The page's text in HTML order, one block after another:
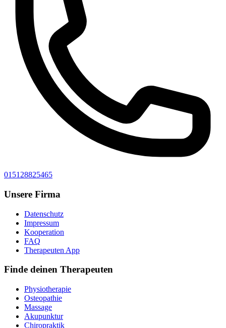
015128825465
Unsere Firma
Datenschutz
Impressum
Kooperation
FAQ
Therapeuten App
Finde deinen Therapeuten
Physiotherapie
Osteopathie
Massage
Akupunktur
Chiropraktik